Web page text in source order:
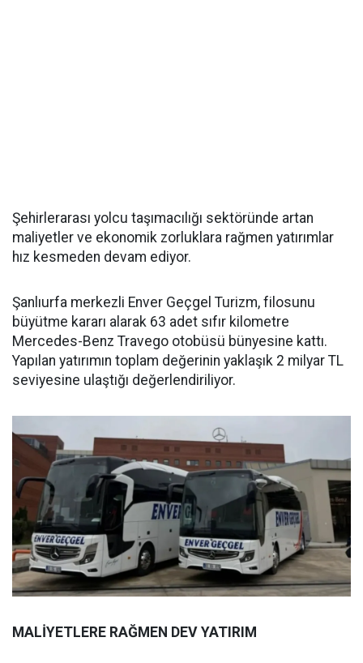
Şehirlerarası yolcu taşımacılığı sektöründe artan
maliyetler ve ekonomik zorluklara rağmen yatırımlar
hız kesmeden devam ediyor.
Şanlıurfa merkezli Enver Geçgel Turizm, filosunu
büyütme kararı alarak 63 adet sıfır kilometre
Mercedes-Benz Travego otobüsü bünyesine kattı.
Yapılan yatırımın toplam değerinin yaklaşık 2 milyar TL
seviyesine ulaştığı değerlendiriliyor.
MALİYETLERE RAĞMEN DEV YATIRIM